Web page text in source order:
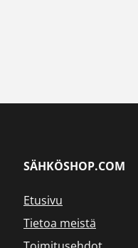
SÄHKÖSHOP.COM
Etusivu
Tietoa meistä